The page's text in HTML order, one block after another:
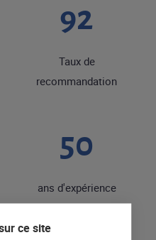
92
Taux de
recommandation
50
ans d'expérience
ce site